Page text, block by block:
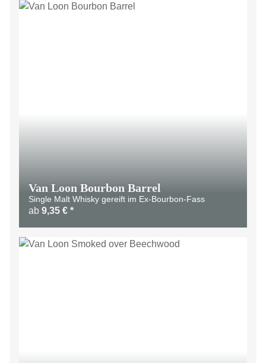
Van Loon Bourbon Barrel
Single Malt Whisky gereift im Ex-Bourbon-Fass
ab 9,35 € *